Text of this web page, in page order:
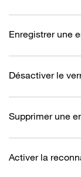
Enregistrer une
Désactiver le
Supprimer une
Activer la